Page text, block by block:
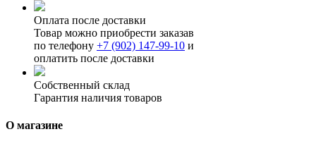
Оплата после доставки
Товар можно приобрести заказав
по телефону +7 (902) 147-99-10 и
оплатить после доставки
Собственный склад
Гарантия наличия товаров
О магазине